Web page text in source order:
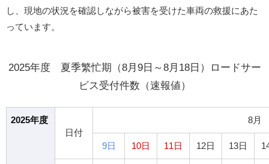
し、現地の状況を確認しながら被害を受けた車両の救援にあた
っています。
2025年度 夏季繁忙期（8月9日～8月18日）ロードサー
ビス受付件数（速報値）
2025年度
日付
8月
9日 10日 11日 12日 13日